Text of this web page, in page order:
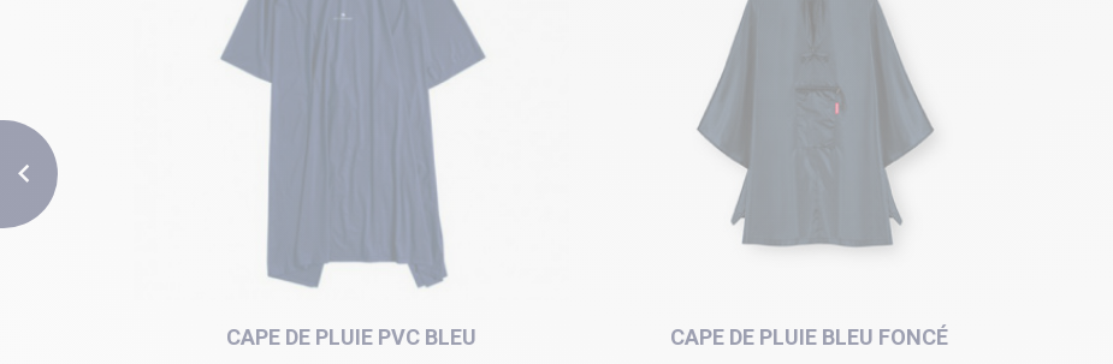

CAPE DE PLUIE PVC BLEU CAPE DE PLUIE BLEU FONCÉ